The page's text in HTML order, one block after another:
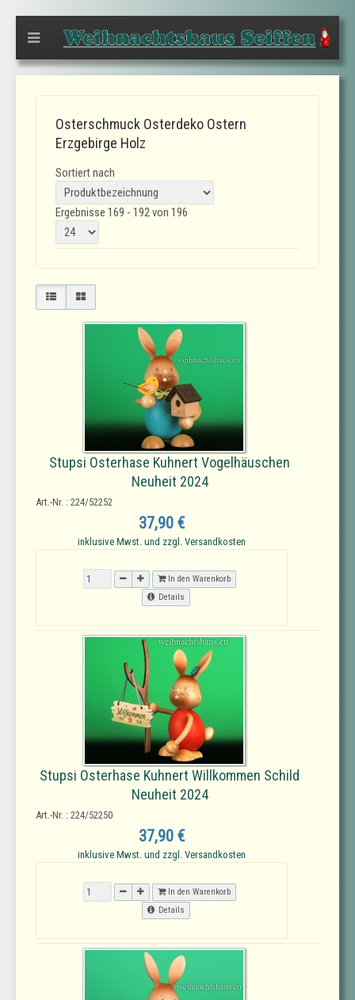
Osterschmuck Osterdeko Ostern
Erzgebirge Holz
Sortiert nach
Ergebnisse 169 - 192 von 196
Stupsi Osterhase Kuhnert Vogelhäuschen
Neuheit 2024
Art.-Nr. : 224/52252
37,90 €
inklusive Mwst. und zzgl. Versandkosten
In den Warenkorb
Details
Stupsi Osterhase Kuhnert Willkommen Schild
Neuheit 2024
Art.-Nr. : 224/52250
37,90 €
inklusive Mwst. und zzgl. Versandkosten
In den Warenkorb
Details